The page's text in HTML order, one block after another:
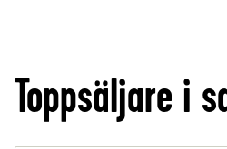
Toppsäljare i